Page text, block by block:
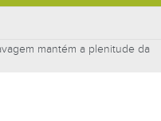
mantém a plenitude da